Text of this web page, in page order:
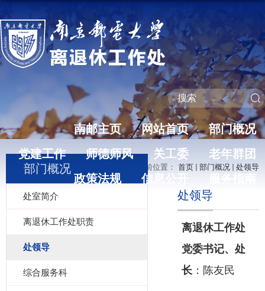
南邮主页 网站首页
部门概况
党建工作
师德师风 关工委
老年群团
政策法规
信息公开
部门概况
处室简介
离退休工作处职责
处领导
综合服务科
当前位置： 首页 部门概况 处领导
处领导
离退休工作处
党委书记、处
长 ：陈友民